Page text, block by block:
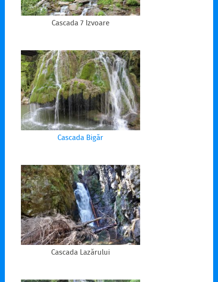
Cascada 7 Izvoare
Cascada Bigăr
Cascada Lazărului